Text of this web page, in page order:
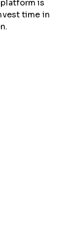
is
time in